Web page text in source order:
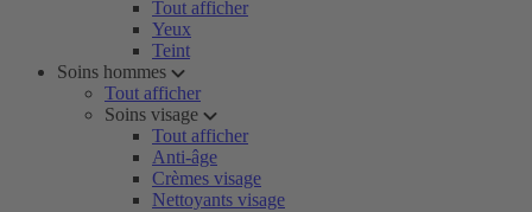
Tout afficher
Yeux
Teint
Soins hommes
Tout afficher
Soins visage
Tout afficher
Anti-âge
Crèmes visage
Nettoyants visage